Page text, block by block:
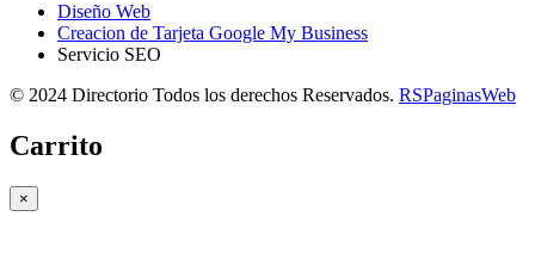
Diseño Web
Creacion de Tarjeta Google My Business
Servicio SEO
© 2024 Directorio Todos los derechos Reservados. RSPaginasWeb
Carrito
×